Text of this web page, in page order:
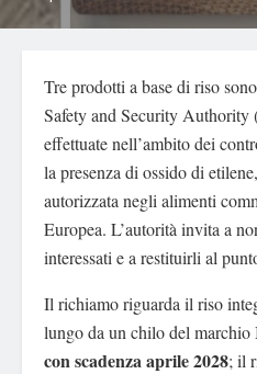
Tre prodotti a base di riso
Safety and Security Authority
effettuate nell’ambito dei
la presenza di ossido di
autorizzata negli alimenti
Europea. L’autorità invita a
interessati e a restituirli al
Il richiamo riguarda il riso
lungo da un chilo del marchio
con scadenza aprile 2028; il